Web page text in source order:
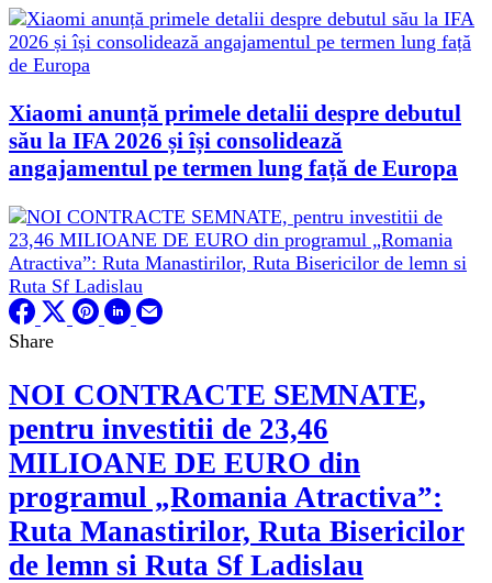
Xiaomi anunță primele detalii despre debutul
său la IFA 2026 și își consolidează
angajamentul pe termen lung față de Europa
Share
NOI CONTRACTE SEMNATE,
pentru investitii de 23,46
MILIOANE DE EURO din
programul „Romania Atractiva”:
Ruta Manastirilor, Ruta Bisericilor
de lemn si Ruta Sf Ladislau